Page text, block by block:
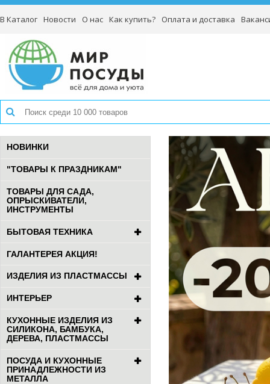
В Каталог Новости О нас Как купить? Оплата и доставка
НОВИНКИ
"ТОВАРЫ К ПРАЗДНИКАМ"
ТОВАРЫ ДЛЯ САДА,
ОПРЫСКИВАТЕЛИ,
ИНСТРУМЕНТЫ
БЫТОВАЯ ТЕХНИКА
ГАЛАНТЕРЕЯ АКЦИЯ!
ИЗДЕЛИЯ ИЗ ПЛАСТМАССЫ
ИНТЕРЬЕР
КУХОННЫЕ ИЗДЕЛИЯ ИЗ
СИЛИКОНА, БАМБУКА,
ДЕРЕВА, ПЛАСТМАССЫ
ПОСУДА И КУХОННЫЕ
ПРИНАДЛЕЖНОСТИ ИЗ
МЕТАЛЛА